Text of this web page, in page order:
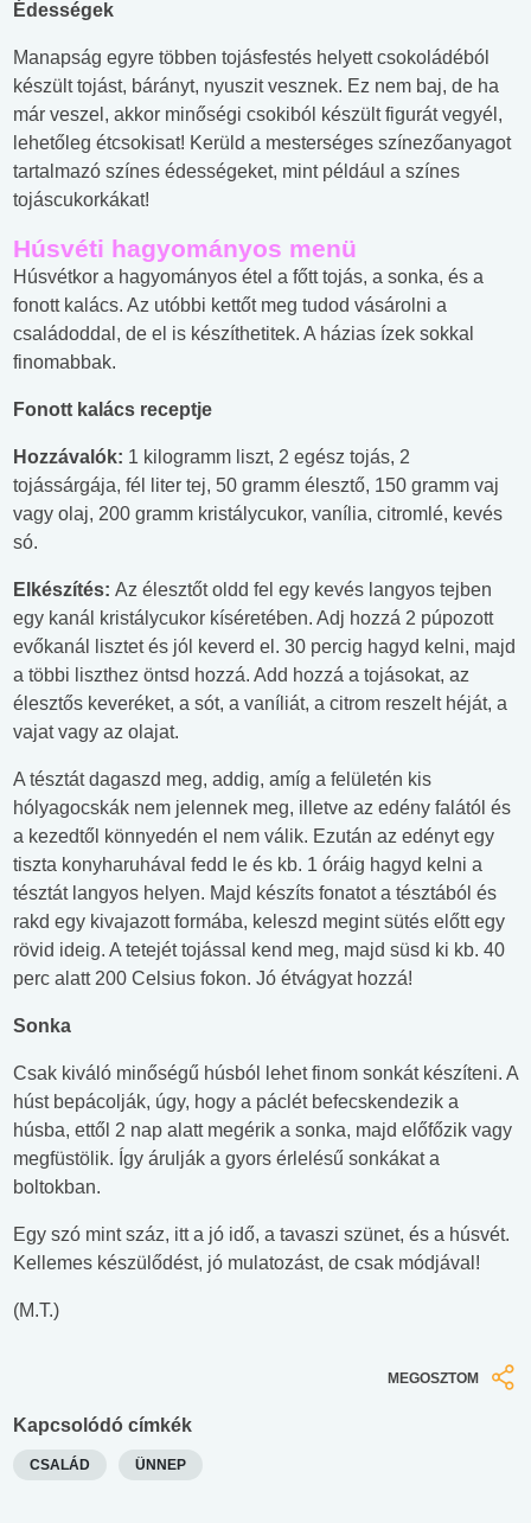
Édességek
Manapság egyre többen tojásfestés helyett csokoládéból
készült tojást, bárányt, nyuszit vesznek. Ez nem baj, de ha
már veszel, akkor minőségi csokiból készült figurát vegyél,
lehetőleg étcsokisat! Kerüld a mesterséges színezőanyagot
tartalmazó színes édességeket, mint például a színes
tojáscukorkákat!
Húsvéti hagyományos menü
Húsvétkor a hagyományos étel a főtt tojás, a sonka, és a
fonott kalács. Az utóbbi kettőt meg tudod vásárolni a
családoddal, de el is készíthetitek. A házias ízek sokkal
finomabbak.
Fonott kalács receptje
Hozzávalók: 1 kilogramm liszt, 2 egész tojás, 2
tojássárgája, fél liter tej, 50 gramm élesztő, 150 gramm vaj
vagy olaj, 200 gramm kristálycukor, vanília, citromlé, kevés
só.
Elkészítés: Az élesztőt oldd fel egy kevés langyos tejben
egy kanál kristálycukor kíséretében. Adj hozzá 2 púpozott
evőkanál lisztet és jól keverd el. 30 percig hagyd kelni, majd
a többi liszthez öntsd hozzá. Add hozzá a tojásokat, az
élesztős keveréket, a sót, a vaníliát, a citrom reszelt héját, a
vajat vagy az olajat.
A tésztát dagaszd meg, addig, amíg a felületén kis
hólyagocskák nem jelennek meg, illetve az edény falától és
a kezedtől könnyedén el nem válik. Ezután az edényt egy
tiszta konyharuhával fedd le és kb. 1 óráig hagyd kelni a
tésztát langyos helyen. Majd készíts fonatot a tésztából és
rakd egy kivajazott formába, keleszd megint sütés előtt egy
rövid ideig. A tetejét tojással kend meg, majd süsd ki kb. 40
perc alatt 200 Celsius fokon. Jó étvágyat hozzá!
Sonka
Csak kiváló minőségű húsból lehet finom sonkát készíteni. A
húst bepácolják, úgy, hogy a páclét befecskendezik a
húsba, ettől 2 nap alatt megérik a sonka, majd előfőzik vagy
megfüstölik. Így árulják a gyors érlelésű sonkákat a
boltokban.
Egy szó mint száz, itt a jó idő, a tavaszi szünet, és a húsvét.
Kellemes készülődést, jó mulatozást, de csak módjával!
(M.T.)
MEGOSZTOM
Kapcsolódó címkék
CSALÁD ÜNNEP